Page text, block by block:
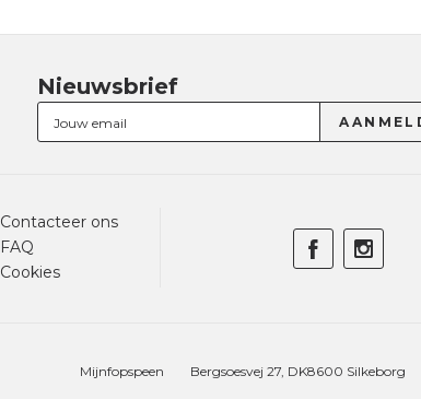
Nieuwsbrief
Contacteer ons
FAQ
Cookies
Mijnfopspeen Bergsoesvej 27, DK8600 Silkeborg